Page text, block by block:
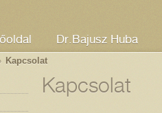
Kapcsolat
Dr.Bajusz Huba
Kapcsolat